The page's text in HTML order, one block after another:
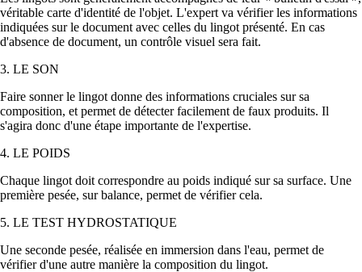
véritable carte d'identité de l'objet. L'expert va vérifier les informations
indiquées sur le document avec celles du lingot présenté. En cas
d'absence de document, un contrôle visuel sera fait.
3. LE SON
Faire sonner le lingot donne des informations cruciales sur sa
composition, et permet de détecter facilement de faux produits. Il
s'agira donc d'une étape importante de l'expertise.
4. LE POIDS
Chaque lingot doit correspondre au poids indiqué sur sa surface. Une
première pesée, sur balance, permet de vérifier cela.
5. LE TEST HYDROSTATIQUE
Une seconde pesée, réalisée en immersion dans l'eau, permet de
vérifier d'une autre manière la composition du lingot.